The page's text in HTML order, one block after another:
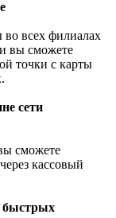
всех филиалах
вы сможете
точки с карты
сети
сможете
кассовый
быстрых